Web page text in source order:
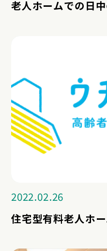
老人ホームでの日
2022.02.26
住宅型有料老人ホ